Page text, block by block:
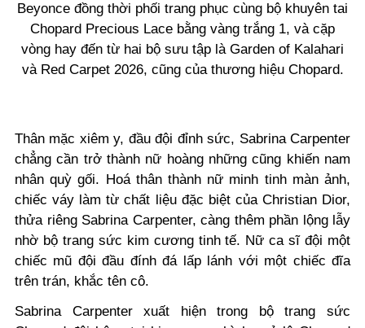
Beyonce đồng thời phối trang phục cùng bộ khuyên tai
Chopard Precious Lace bằng vàng trắng 1, và cặp
vòng hay đến từ hai bộ sưu tập là Garden of Kalahari
và Red Carpet 2026, cũng của thương hiệu Chopard.
Thân mặc xiêm y, đầu đội đỉnh sức, Sabrina Carpenter
chẳng cần trở thành nữ hoàng những cũng khiến nam
nhân quỳ gối. Hoá thân thành nữ minh tinh màn ảnh,
chiếc váy làm từ chất liệu đặc biệt của Christian Dior,
thửa riêng Sabrina Carpenter, càng thêm phần lộng lẫy
nhờ bộ trang sức kim cương tinh tế. Nữ ca sĩ đội một
chiếc mũ đội đầu đính đá lấp lánh với một chiếc đĩa
trên trán, khắc tên cô.
Sabrina Carpenter xuất hiện trong bộ trang sức